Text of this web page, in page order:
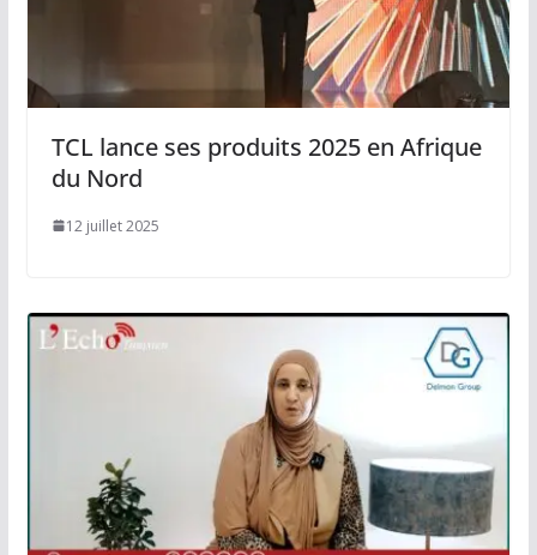
TCL lance ses produits 2025 en Afrique
du Nord
12 juillet 2025